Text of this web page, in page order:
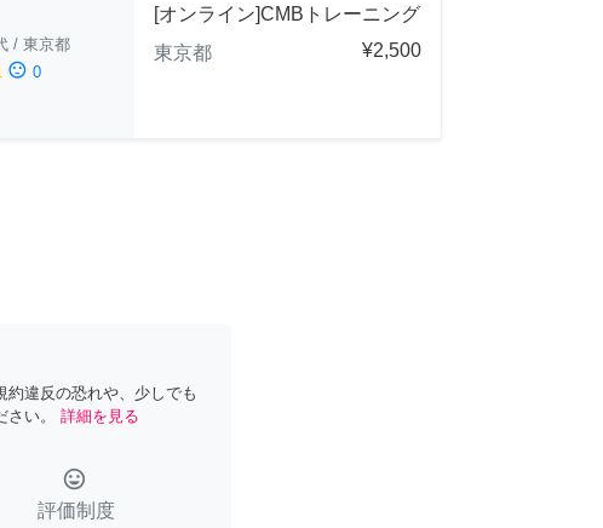
/ 東京都
sentiment_dissatisfied 0
[オンライン]CMBトレーニング
東京都
¥2,500
違反の恐れや、少しでも
い。
詳細を見る
tag_faces
評価制度